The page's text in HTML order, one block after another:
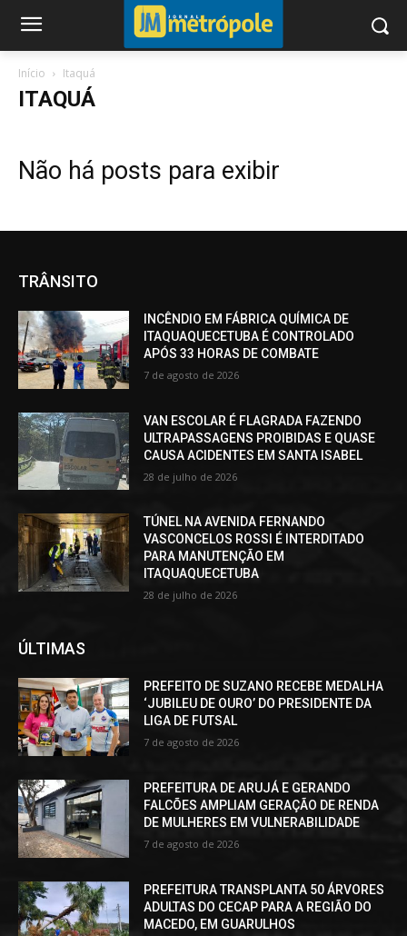
Início Itaquá
ITAQUÁ
Não há posts para exibir
TRÂNSITO
INCÊNDIO EM FÁBRICA QUÍMICA DE
ITAQUAQUECETUBA É CONTROLADO
APÓS 33 HORAS DE COMBATE
7 de agosto de 2026
VAN ESCOLAR É FLAGRADA FAZENDO
ULTRAPASSAGENS PROIBIDAS E QUASE
CAUSA ACIDENTES EM SANTA ISABEL
28 de julho de 2026
TÚNEL NA AVENIDA FERNANDO
VASCONCELOS ROSSI É INTERDITADO
PARA MANUTENÇÃO EM
ITAQUAQUECETUBA
28 de julho de 2026
ÚLTIMAS
PREFEITO DE SUZANO RECEBE MEDALHA
‘JUBILEU DE OURO’ DO PRESIDENTE DA
LIGA DE FUTSAL
7 de agosto de 2026
PREFEITURA DE ARUJÁ E GERANDO
FALCÕES AMPLIAM GERAÇÃO DE RENDA
DE MULHERES EM VULNERABILIDADE
7 de agosto de 2026
PREFEITURA TRANSPLANTA 50 ÁRVORES
ADULTAS DO CECAP PARA A REGIÃO DO
MACEDO, EM GUARULHOS